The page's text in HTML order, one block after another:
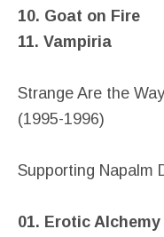
10. Goat on Fire
11. Vampiria
Strange Are the
(1995-1996)
Supporting Napalm
01. Erotic Alchemy